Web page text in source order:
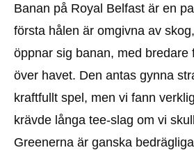
Banan på Royal Belfast är en
första hålen är omgivna av
öppnar sig banan, med bredare
över havet. Den antas gynna
kraftfullt spel, men vi fann
krävde långa tee-slag om vi
Greenerna är ganska